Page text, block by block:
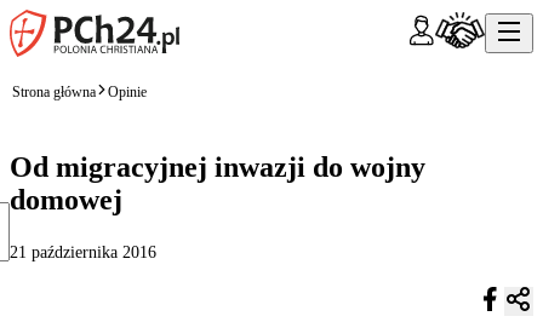
Strona główna Opinie
Od migracyjnej inwazji do wojny
domowej
21 października 2016